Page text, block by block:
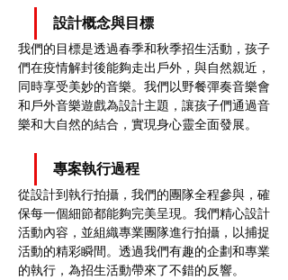
設計概念與目標
我們的目標是透過春季和秋季招生活動，孩子
們在疫情解封後能夠走出戶外，與自然親近，
同時享受美妙的音樂。我們以野餐彈奏音樂會
和戶外音樂遊戲為設計主題，讓孩子們通過音
樂和大自然的結合，實現身心靈全面發展。
專案執行過程
從設計到執行拍攝，我們的團隊全程參與，確
保每一個細節都能夠完美呈現。我們精心設計
活動內容，並組織專業團隊進行拍攝，以捕捉
活動的精彩瞬間。透過我們有趣的企劃和專業
的執行，為招生活動帶來了不錯的反響。